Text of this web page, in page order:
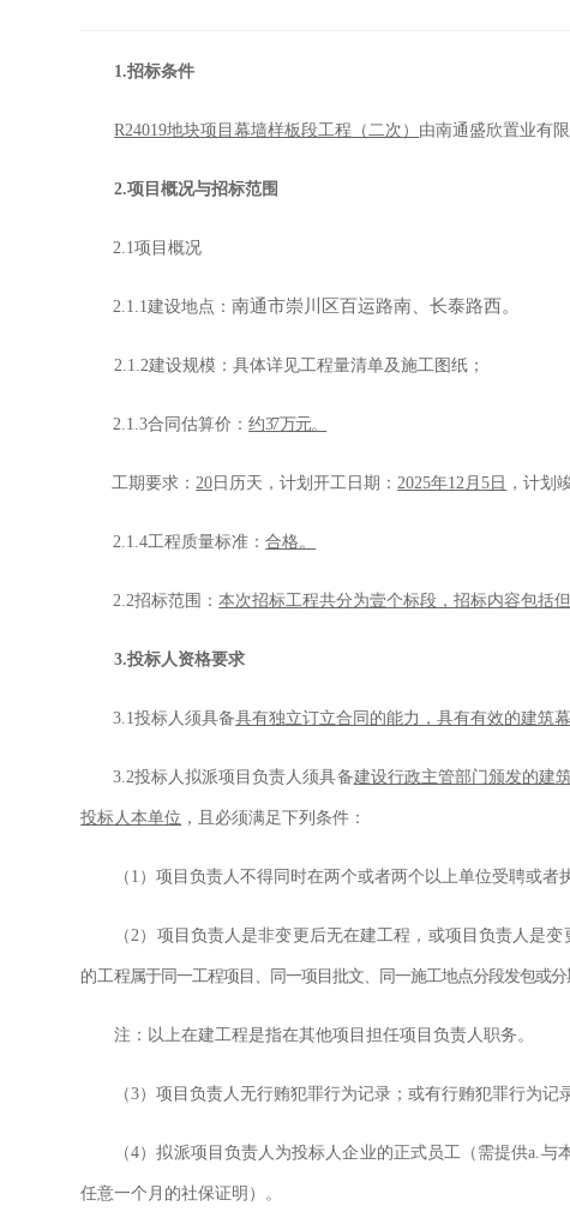
1.招标条件
R24019地块项目幕墙样板段工程（二次） 由南通盛欣置业有限
2.项目概况与招标范围
2.1项目概况
2.1.1建设地点：南通市崇川区百运路南、长泰路西。
2.1.2建设规模：具体详见工程量清单及施工图纸；
2.1.3合同估算价：约37万元。
工期要求 ：20 日历天，计划开工日期：2025年12月5日 ，计划
2.1.4工程质量标准：合格。
2.2招标范围：本次招标工程共分为壹个标段，招标内容包括
3.投标人资格要求
3.1投标人须具备具有独立订立合同的能力，具有有效的建筑
3.2投标人拟派项目负责人须具备建设行政主管部门颁发的建
投标人本单位 ，且必须满足下列条件：
（ 1 ）项目负责人不得同时在两个或者两个以上单位受聘或者
（2） 项目负责人是非变更后无在建工程，或项目负责人是变
的工程属于同一工程项目、同一项目批文、同一施工地点分段发包或
注：以上在建工程是指在其他项目担任项目负责人职务。
（3）项目负责人无行贿犯罪行为记录；或有行贿犯罪行为记
（4）拟派项目负责人为投标人企业的正式员工（ 需提供a.与
任意一个月 的社保证明 ） 。